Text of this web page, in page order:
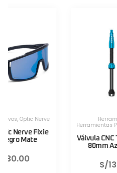
Herramientas
Herramientas Portatiles,Lezyne
Válvula CNC TLR Valve pro
80mm Azul Lezyne